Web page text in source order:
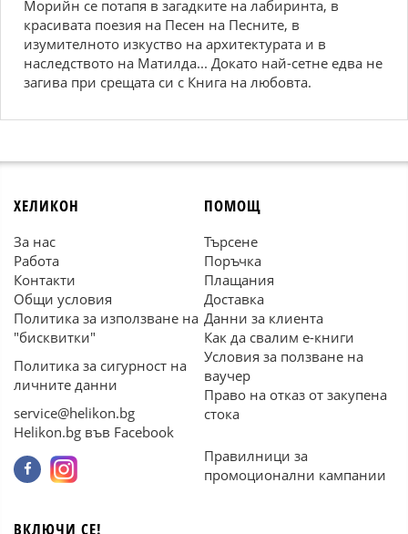
Морийн се потапя в загадките на лабиринта, в
красивата поезия на Песен на Песните, в
изумителното изкуство на архитектурата и в
наследството на Матилда... Докато най-сетне едва не
загива при срещата си с Книга на любовта.
ХЕЛИКОН
За нас
Работа
Контакти
Общи условия
Политика за използване на
"бисквитки"
Политика за сигурност на
личните данни
service@helikon.bg
Helikon.bg във Facebook
ПОМОЩ
Търсене
Поръчка
Плащания
Доставка
Данни за клиента
Как да свалим е-книги
Условия за ползване на
ваучер
Право на отказ от закупена
стока
Правилници за
промоционални кампании
ВКЛЮЧИ СЕ!